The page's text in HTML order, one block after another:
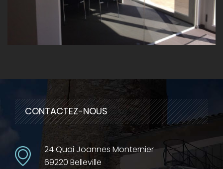
CONTACTEZ-NOUS
24 Quai Joannes Monternier
69220 Belleville